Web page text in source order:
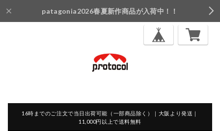
patagonia2026春夏新作商品が入荷中！！
16時までのご注文で当日出荷可能（一部商品除く）｜大阪より発送｜
11,000円以上で送料無料